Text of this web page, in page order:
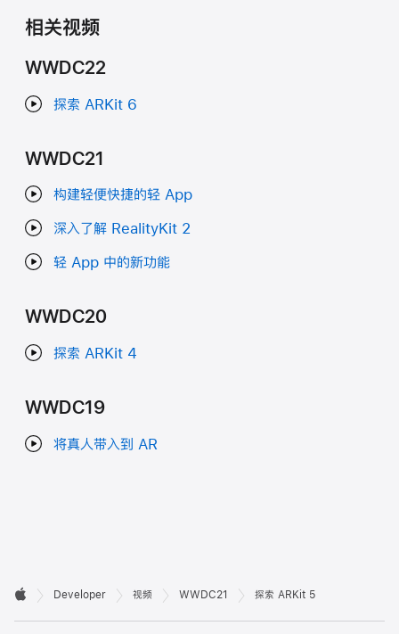
相关视频
WWDC22
探索 ARKit 6
WWDC21
构建轻便快捷的轻 App
深入了解 RealityKit 2
轻 App 中的新功能
WWDC20
探索 ARKit 4
WWDC19
将真人带入到 AR
开
发

Developer 视频 WWDC21 探索 ARKit 5